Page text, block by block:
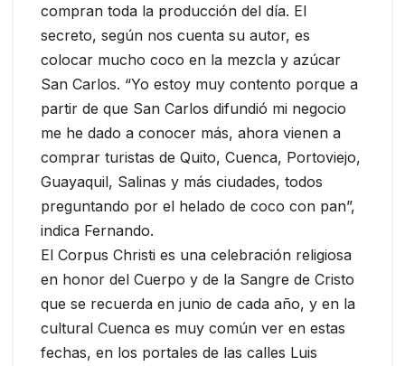
compran toda la producción del día. El
secreto, según nos cuenta su autor, es
colocar mucho coco en la mezcla y azúcar
San Carlos. “Yo estoy muy contento porque a
partir de que San Carlos difundió mi negocio
me he dado a conocer más, ahora vienen a
comprar turistas de Quito, Cuenca, Portoviejo,
Guayaquil, Salinas y más ciudades, todos
preguntando por el helado de coco con pan”,
indica Fernando.
El Corpus Christi es una celebración religiosa
en honor del Cuerpo y de la Sangre de Cristo
que se recuerda en junio de cada año, y en la
cultural Cuenca es muy común ver en estas
fechas, en los portales de las calles Luis